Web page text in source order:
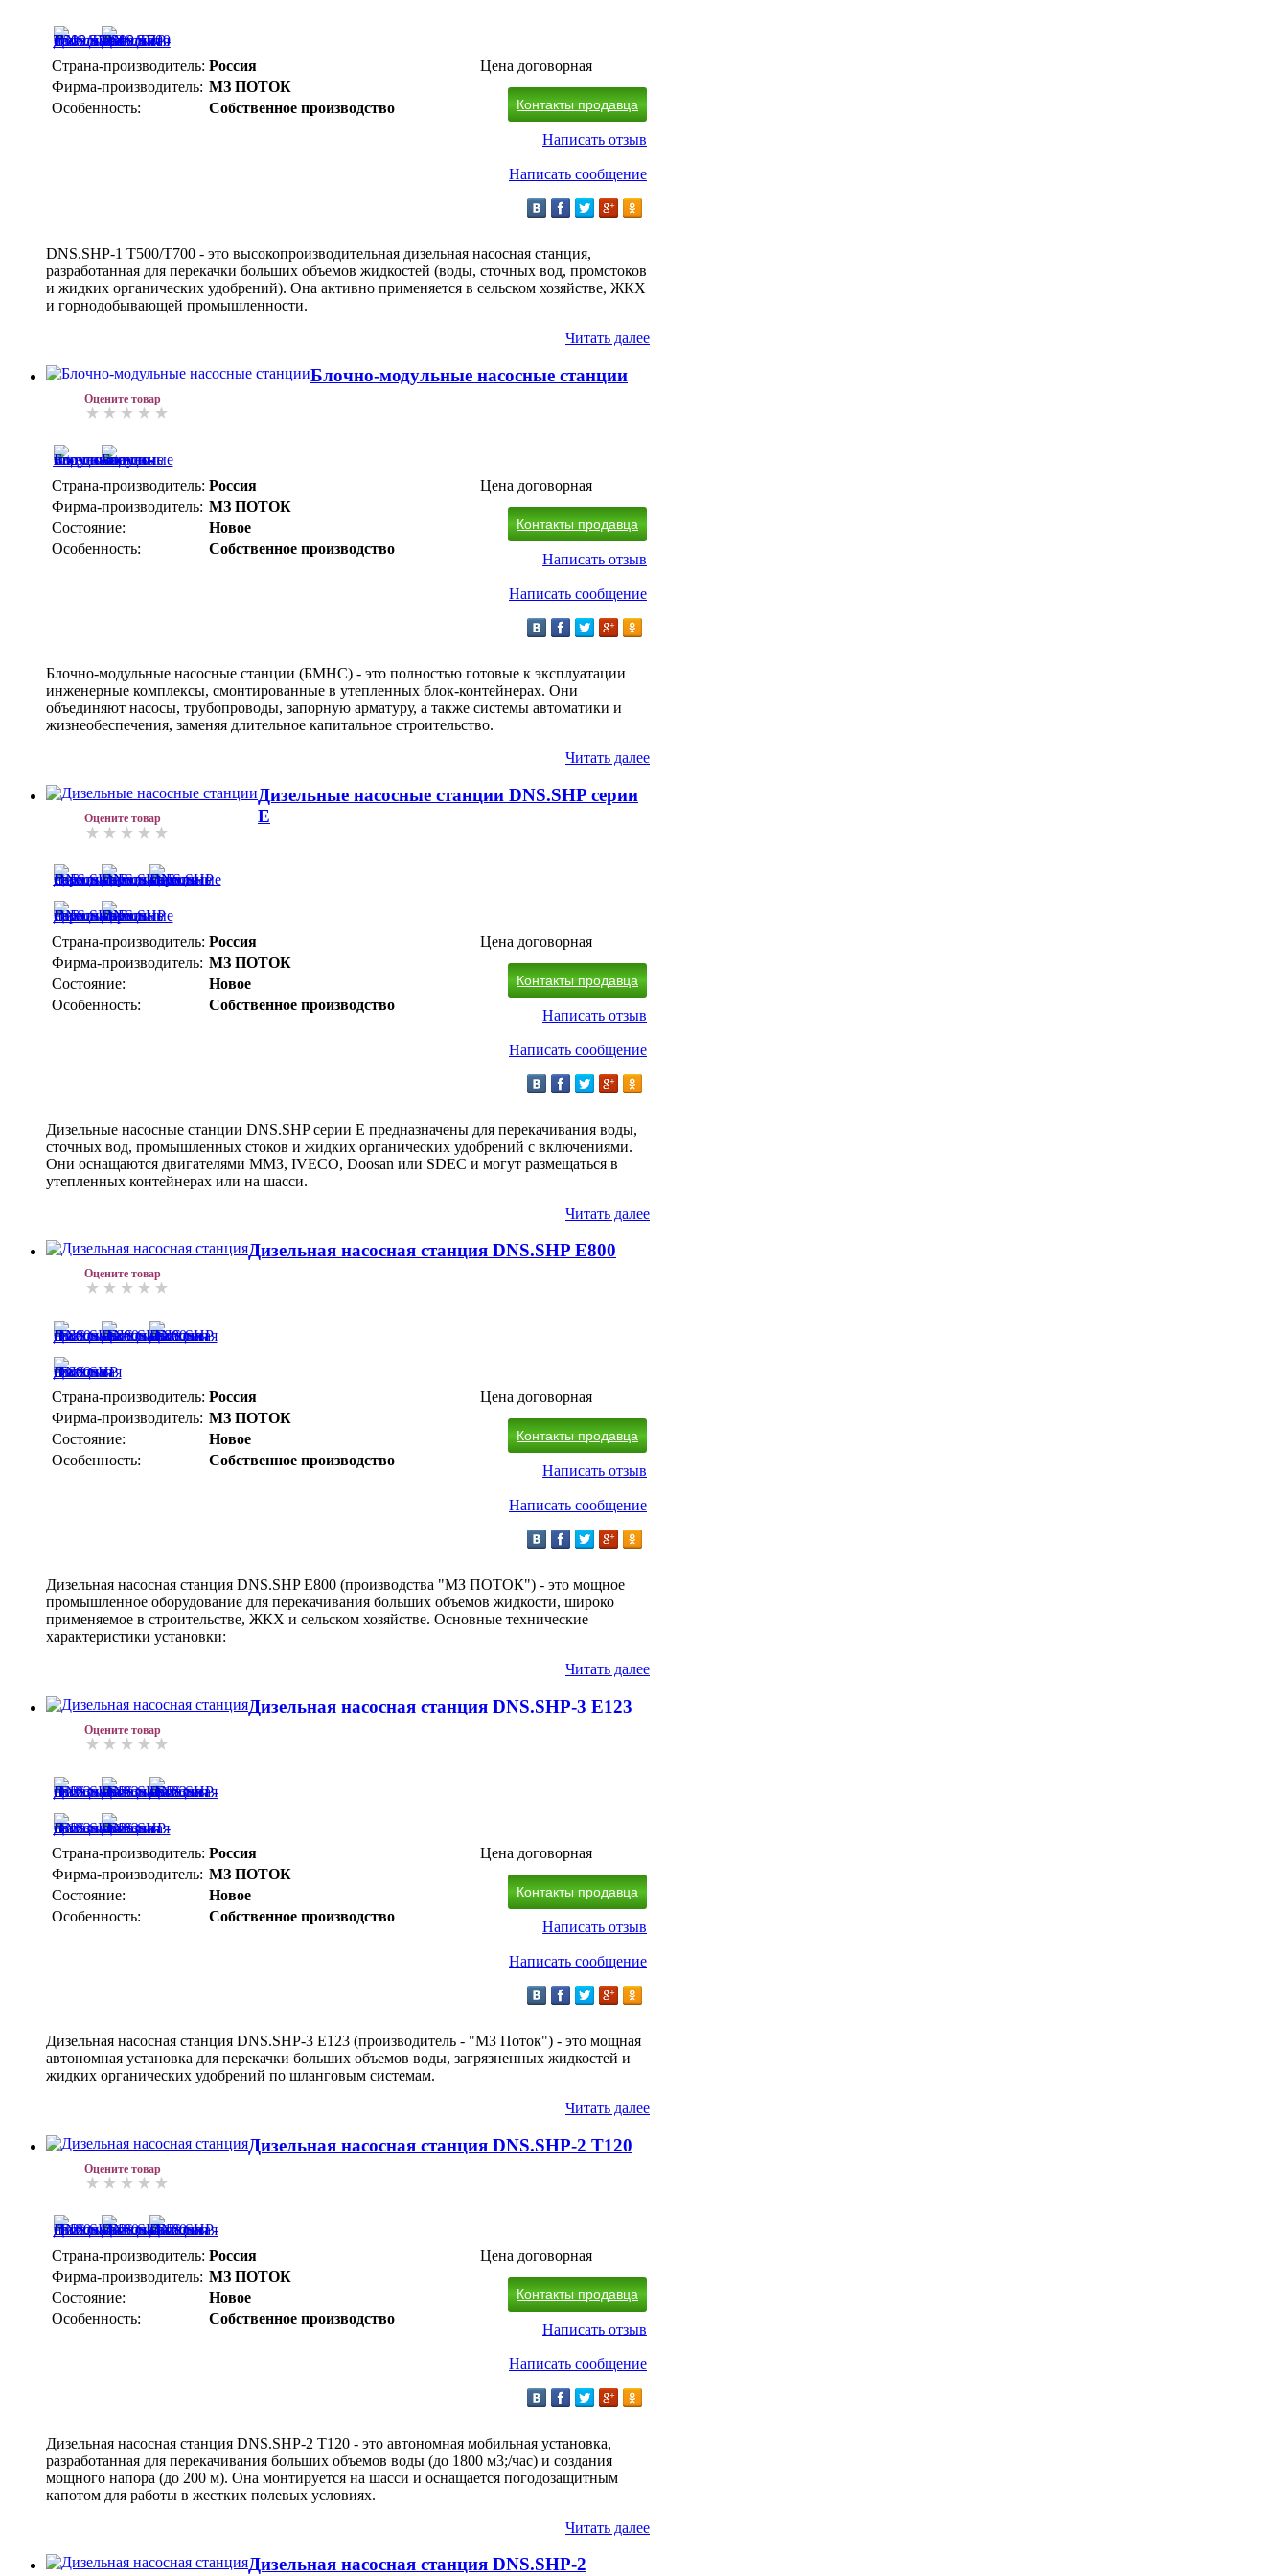
Страна-производитель: Россия
Фирма-производитель: МЗ ПОТОК
Особенность:
Собственное производство
Цена договорная
Контакты продавца
Написать отзыв
Написать сообщение
DNS.SHP-1 T500/T700 - это высокопроизводительная дизельная насосная станция,
разработанная для перекачки больших объемов жидкостей (воды, сточных вод, промстоков
и жидких органических удобрений). Она активно применяется в сельском хозяйстве, ЖКХ
и горнодобывающей промышленности.
Читать далее
Оцените товар
Блочно-модульные насосные станции
Страна-производитель: Россия
Фирма-производитель: МЗ ПОТОК
Состояние:
Новое
Особенность:
Собственное производство
Цена договорная
Контакты продавца
Написать отзыв
Написать сообщение
Блочно-модульные насосные станции (БМНС) - это полностью готовые к эксплуатации
инженерные комплексы, смонтированные в утепленных блок-контейнерах. Они
объединяют насосы, трубопроводы, запорную арматуру, а также системы автоматики и
жизнеобеспечения, заменяя длительное капитальное строительство.
Читать далее
Оцените товар
Дизельные насосные станции DNS.SHP серии
Е
Страна-производитель: Россия
Фирма-производитель: МЗ ПОТОК
Состояние:
Новое
Особенность:
Собственное производство
Цена договорная
Контакты продавца
Написать отзыв
Написать сообщение
Дизельные насосные станции DNS.SHP серии Е предназначены для перекачивания воды,
сточных вод, промышленных стоков и жидких органических удобрений с включениями.
Они оснащаются двигателями MMЗ, IVECO, Doosan или SDEC и могут размещаться в
утепленных контейнерах или на шасси.
Читать далее
Оцените товар
Дизельная насосная станция DNS.SHP Е800
Страна-производитель: Россия
Фирма-производитель: МЗ ПОТОК
Состояние:
Новое
Особенность:
Собственное производство
Цена договорная
Контакты продавца
Написать отзыв
Написать сообщение
Дизельная насосная станция DNS.SHP Е800 (производства "МЗ ПОТОК") - это мощное
промышленное оборудование для перекачивания больших объемов жидкости, широко
применяемое в строительстве, ЖКХ и сельском хозяйстве. Основные технические
характеристики установки:
Читать далее
Оцените товар
Дизельная насосная станция DNS.SHP-3 E123
Страна-производитель: Россия
Фирма-производитель: МЗ ПОТОК
Состояние:
Новое
Особенность:
Собственное производство
Цена договорная
Контакты продавца
Написать отзыв
Написать сообщение
Дизельная насосная станция DNS.SHP-3 E123 (производитель - "МЗ Поток") - это мощная
автономная установка для перекачки больших объемов воды, загрязненных жидкостей и
жидких органических удобрений по шланговым системам.
Читать далее
Оцените товар
Дизельная насосная станция DNS.SHP-2 T120
Страна-производитель: Россия
Фирма-производитель: МЗ ПОТОК
Состояние:
Новое
Особенность:
Собственное производство
Цена договорная
Контакты продавца
Написать отзыв
Написать сообщение
Дизельная насосная станция DNS.SHP-2 T120 - это автономная мобильная установка,
разработанная для перекачивания больших объемов воды (до 1800 м3;/час) и создания
мощного напора (до 200 м). Она монтируется на шасси и оснащается погодозащитным
капотом для работы в жестких полевых условиях.
Читать далее
Дизельная насосная станция DNS.SHP-2